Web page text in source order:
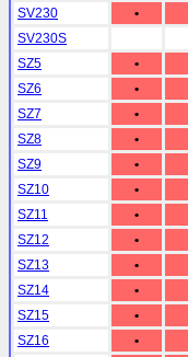
SV230
•
SV230S
SZ5
•
SZ6
•
SZ7
•
SZ8
•
SZ9
•
SZ10
•
SZ11
•
SZ12
•
SZ13
•
SZ14
•
SZ15
•
SZ16
•